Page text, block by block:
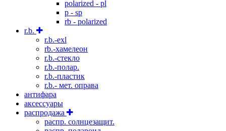
polarized - pl
p - sp
rb - polarized
r.b.
r.b.-exl
rb.-хамелеон
r.b.-стекло
r.b.-полар.
r.b.-пластик
r.b.- мет. оправа
антифара
аксессуары
распродажа
распр. солнцезащит.